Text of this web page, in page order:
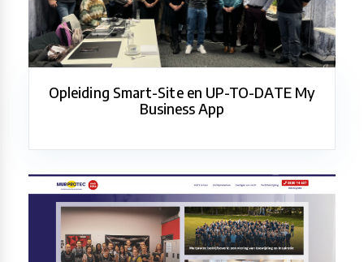
Opleiding Smart-Site en UP-TO-DATE My
Business App